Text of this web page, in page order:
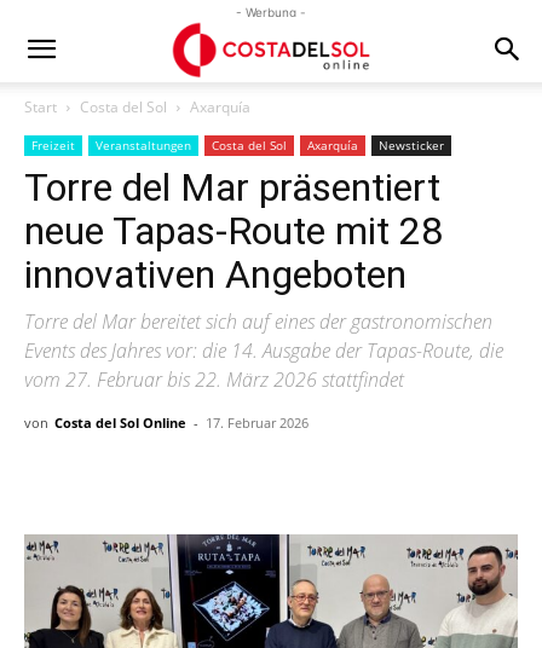
- Werbung -
Start Costa del Sol Axarquía
Freizeit Veranstaltungen Costa del Sol Axarquía Newsticker
Torre del Mar präsentiert
neue Tapas-Route mit 28
innovativen Angeboten
Torre del Mar bereitet sich auf eines der gastronomischen
Events des Jahres vor: die 14. Ausgabe der Tapas-Route, die
vom 27. Februar bis 22. März 2026 stattfindet
von Costa del Sol Online - 17. Februar 2026